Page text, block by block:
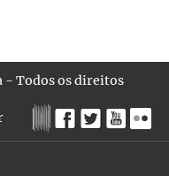
- Todos os direitos